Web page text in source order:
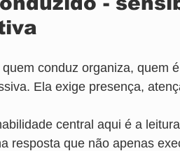
quem conduz organiza, quem
Ela exige presença,
central aqui é a
resposta que não apenas